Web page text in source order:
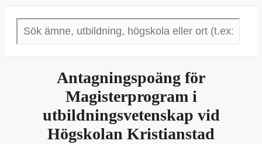
Antagningspoäng för
Magisterprogram i
utbildningsvetenskap vid
Högskolan Kristianstad